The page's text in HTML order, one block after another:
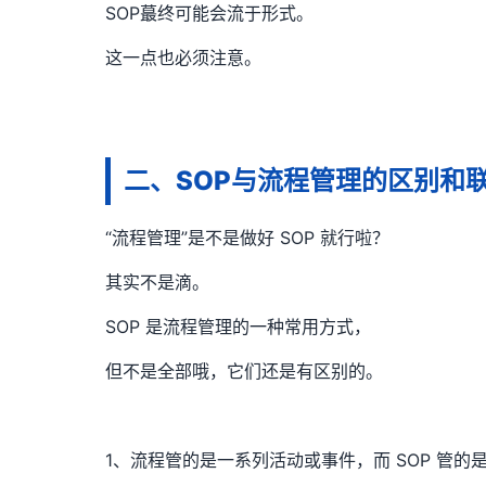
SOP蕞终可能会流于形式。
这一点也必须注意。
二、SOP与流程管理的区别和
“流程管理”是不是做好 SOP 就行啦？
其实不是滴。
SOP 是流程管理的一种常用方式，
但不是全部哦，它们还是有区别的。
1、流程管的是一系列活动或事件，而 SOP 管的是